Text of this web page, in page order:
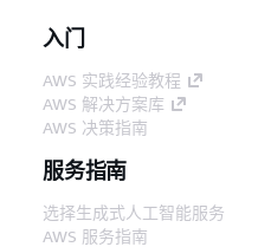
入门
AWS 实践经验教程
AWS 解决方案库
AWS 决策指南
服务指南
选择生成式人工智能服务
AWS 服务指南